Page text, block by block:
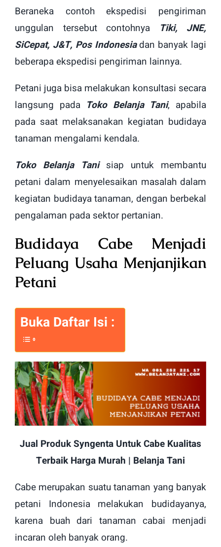
Beraneka contoh ekspedisi pengiriman
unggulan tersebut contohnya
Tiki, JNE,
SiCepat, J&T, Pos Indonesiadan banyak lagi
beberapa ekspedisi pengiriman lainnya.
Petani juga bisa melakukan konsultasi secara
langsung pada Toko Belanja Tani, apabila
pada saat melaksanakan kegiatan budidaya
tanaman mengalami kendala.
Toko Belanja Tani siap untuk membantu
petani dalam menyelesaikan masalah dalam
kegiatan budidaya tanaman, dengan berbekal
pengalaman pada sektor pertanian.
Budidaya Cabe Menjadi
Peluang Usaha Menjanjikan
Petani
Buka Daftar Isi :
Jual Produk Syngenta Untuk Cabe Kualitas
Terbaik Harga Murah | Belanja Tani
Cabe merupakan suatu tanaman yang banyak
petani Indonesia melakukan budidayanya,
karena buah dari tanaman cabai menjadi
incaran oleh banyak orang.